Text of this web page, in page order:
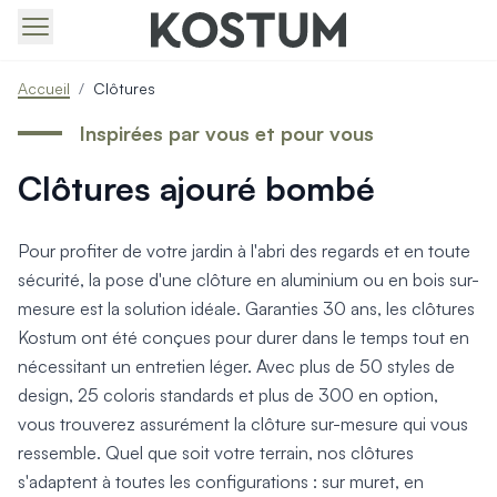
Produits > Portails > Portails contemporains
Produits > Portails > Portails traditionnels
Produits > Portails > Portails architectes
Produits > Portails > Portails avec décors
Produits > Portails > Portails économiques
Produits > Portails > Les ouvertures spéciales
Produits > Portillons > Tous nos portillons
Produits > Portillons > Portillons contemporains
Produits > Portillons > Portillons traditionnels
Produits > Portillons > Portillons architectes
Produits > Portillons > Portillons décoratifs
Produits > Portillons > Motorisation Portillon
Produits > Portillons > Ouvertures Spéciales
Produits > Clôtures > Toutes nos clôtures
Accueil / Clôtures
Clôtures ajouré bombé
Inspirées par vous et pour vous
Pour profiter de votre jardin à l'abri des regards et en toute
sécurité, la pose d'une clôture en aluminium ou en bois sur-
mesure est la solution idéale. Garanties 30 ans, les clôtures
Kostum ont été conçues pour durer dans le temps tout en
nécessitant un entretien léger. Avec plus de 50 styles de
design, 25 coloris standards et plus de 300 en option,
vous trouverez assurément la clôture sur-mesure qui vous
ressemble. Quel que soit votre terrain, nos clôtures
s'adaptent à toutes les configurations : sur muret, en